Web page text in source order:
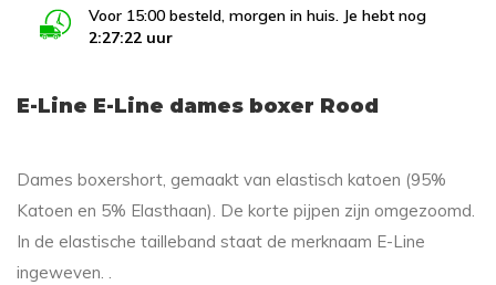
Voor 15:00 besteld, morgen in huis. Je hebt nog
2:27:21 uur
E-Line E-Line dames boxer Rood
Dames boxershort, gemaakt van elastisch katoen (95%
Katoen en 5% Elasthaan). De korte pijpen zijn omgezoomd.
In de elastische tailleband staat de merknaam E-Line
ingeweven. .